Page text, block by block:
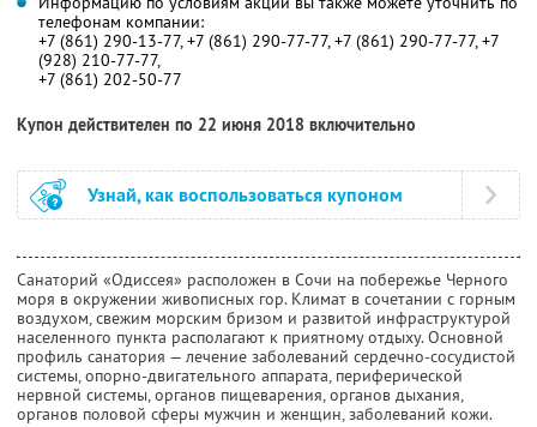
телефонам компании:
+7 (861) 290-13-77, +7 (861) 290-77-77, +7 (861) 290-77-77, +7
(928) 210-77-77,
+7 (861) 202-50-77
Купон действителен по 22 июня 2018 включительно
Узнай, как воспользоваться купоном
Санаторий «Одиссея» расположен в Сочи на побережье Черного
моря в окружении живописных гор. Климат в сочетании с горным
воздухом, свежим морским бризом и развитой инфраструктурой
населенного пункта располагают к приятному отдыху. Основной
профиль санатория — лечение заболеваний сердечно-сосудистой
системы, опорно-двигательного аппарата, периферической
нервной системы, органов пищеварения, органов дыхания,
органов половой сферы мужчин и женщин, заболеваний кожи.